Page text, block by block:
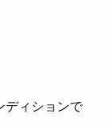
ディションで